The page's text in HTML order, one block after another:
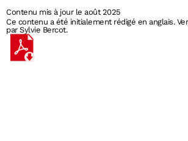
Contenu mis à jour le août 2025
Ce contenu a été initialement rédigé en anglais.
par Sylvie Bercot.